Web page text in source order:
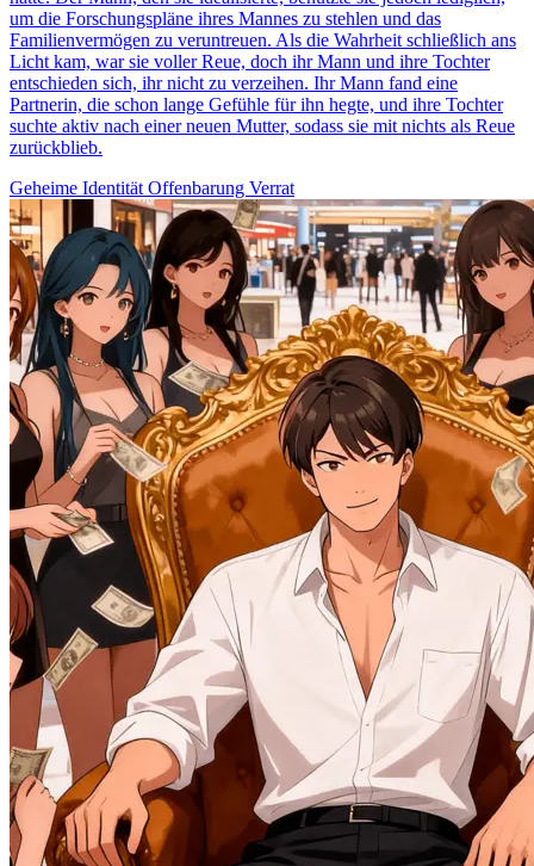
um die Forschungspläne ihres Mannes zu stehlen und das
Familienvermögen zu veruntreuen. Als die Wahrheit schließlich ans
Licht kam, war sie voller Reue, doch ihr Mann und ihre Tochter
entschieden sich, ihr nicht zu verzeihen. Ihr Mann fand eine
Partnerin, die schon lange Gefühle für ihn hegte, und ihre Tochter
suchte aktiv nach einer neuen Mutter, sodass sie mit nichts als Reue
zurückblieb.
Geheime Identität Offenbarung Verrat